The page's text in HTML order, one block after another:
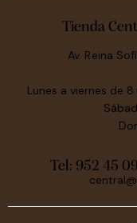
Tienda
Av. Reina
Lunes a viernes de
Tel: 952 45